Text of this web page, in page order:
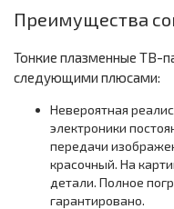
Преимущества
Тонкие плазменные ТВ-
следующими плюсами:
Невероятная
электроники
передачи
красочный. На
детали. Полное
гарантировано.